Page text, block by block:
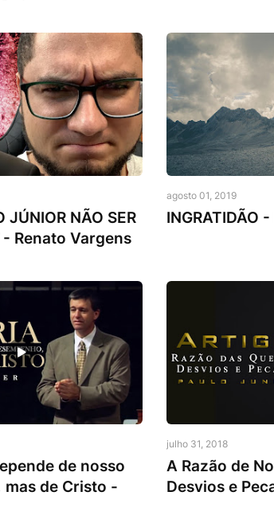
JÚNIOR NÃO SER
- Renato Vargens
agosto 01, 2019
INGRATIDÃO
de nosso
mas de Cristo -
julho 31, 2018
A Razão de
Desvios e